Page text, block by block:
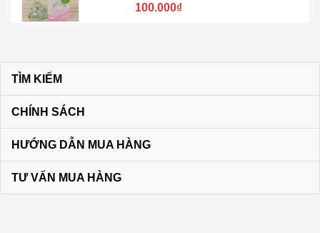
100.000₫
Nhật Bản
Son dưỡng môi DHC KHÔNG MÀU
màu vàng
TÌM KIẾM
CHÍNH SÁCH
HƯỚNG DẪN MUA HÀNG
TƯ VẤN MUA HÀNG